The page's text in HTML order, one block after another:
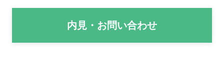
内見・お問い合わせ